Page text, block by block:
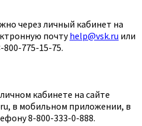
через личный кабинет на
почтуhelp@vsk.ru или
800-775-15-75.
кабинете на сайте
в мобильном приложении, в
8-800-333-0-888.